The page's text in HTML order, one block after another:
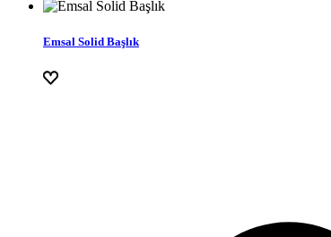
Emsal Solid Başlık